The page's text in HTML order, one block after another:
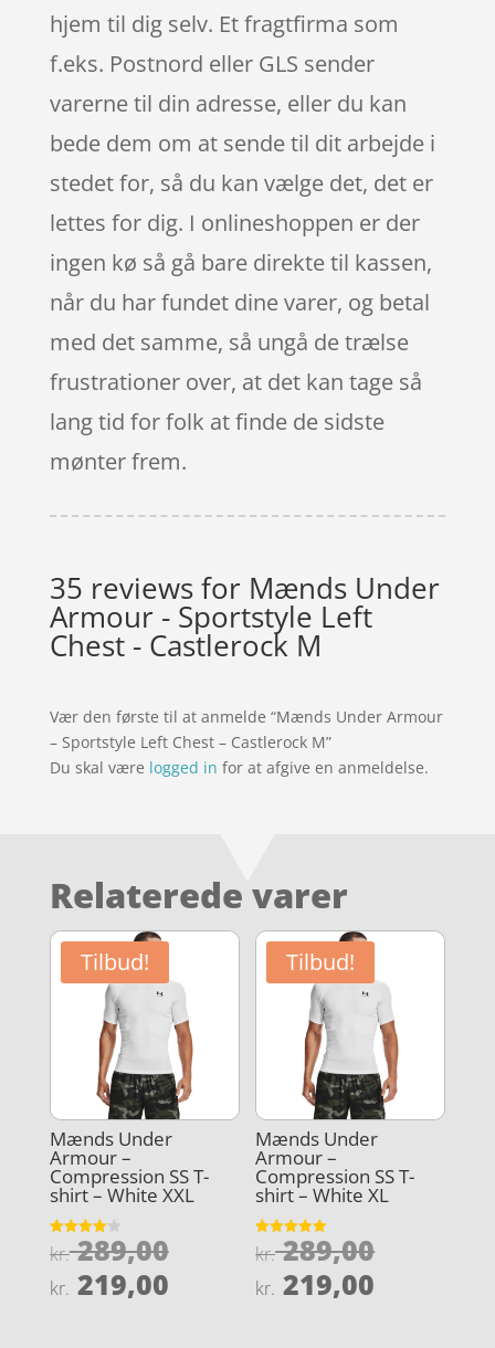
hjem til dig selv. Et fragtfirma som
f.eks. Postnord eller GLS sender
varerne til din adresse, eller du kan
bede dem om at sende til dit arbejde i
stedet for, så du kan vælge det, det er
lettes for dig. I onlineshoppen er der
ingen kø så gå bare direkte til kassen,
når du har fundet dine varer, og betal
med det samme, så ungå de trælse
frustrationer over, at det kan tage så
lang tid for folk at finde de sidste
mønter frem.
35 reviews for Mænds Under
Armour - Sportstyle Left
Chest - Castlerock M
Vær den første til at anmelde “Mænds Under Armour
– Sportstyle Left Chest – Castlerock M”
Du skal være logged in for at afgive en anmeldelse.
Relaterede varer
Tilbud!
Mænds Under
Armour –
Compression SS T-
shirt – White XXL
Vurderet
4.1
kr.289,00Den
oprindelige
kr. 219,00Den
Tilbud!
Mænds Under
Armour –
Compression SS T-
shirt – White XL
Vurderet
4.9
kr.289,00Den
kr. 219,00